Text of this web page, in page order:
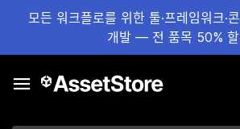
모든 워크플로를 위한 툴·프레임워크·
개발 — 전 품목 50% 할